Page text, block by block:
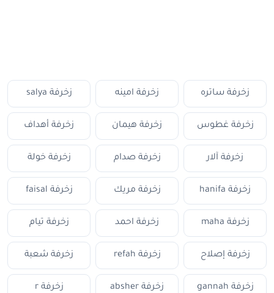
زخرفة ساتره زخرفة امينه زخرفة salya
زخرفة غطوس زخرفة هيمان زخرفة أهداف
زخرفة آلار زخرفة صدام زخرفة خولة
زخرفة hanifa زخرفة مريك زخرفة faisal
زخرفة maha زخرفة احمد زخرفة تيام
زخرفة إصلاح زخرفة refah زخرفة شعبة
زخرفة gannah زخرفة absher زخرفة r